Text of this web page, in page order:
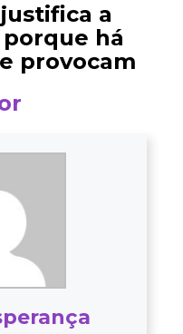
a
há
provocam